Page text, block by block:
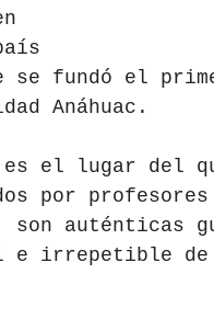
se fundó el
Anáhuac.
el lugar del
por
son auténticas
e irrepetible de